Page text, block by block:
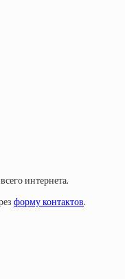
интернета.
форму контактов.